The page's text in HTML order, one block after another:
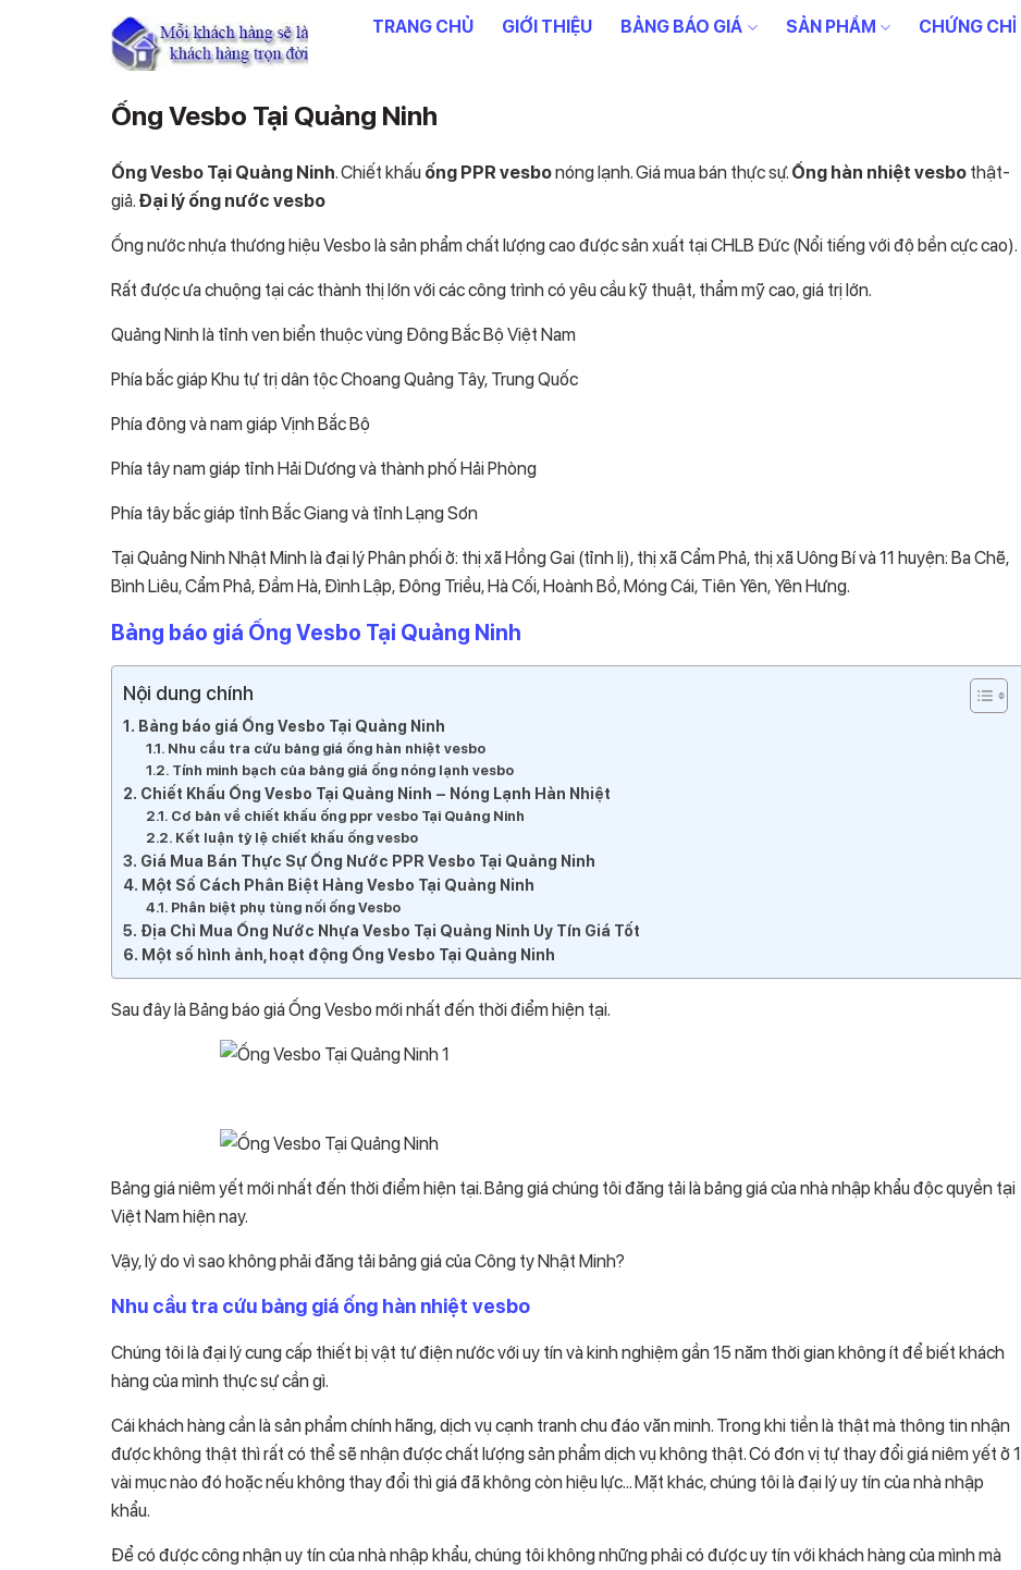
TRANG CHỦ GIỚI THIỆU BẢNG BÁO GIÁ SẢN PHẨM CHỨNG CHỈ
Ống Vesbo Tại Quảng Ninh
Ống Vesbo Tại Quảng Ninh. Chiết khấu ống PPR vesbonóng lạnh. Giá mua bán thực sự. Ống hàn nhiệt vesbo thật-
giả. Đại lý ống nước vesbo
Ống nước nhựa thương hiệu Vesbo là sản phẩm chất lượng cao được sản xuất tại CHLB Đức (Nổi tiếng với độ bền cực cao).
Rất được ưa chuộng tại các thành thị lớn với các công trình có yêu cầu kỹ thuật, thẩm mỹ cao, giá trị lớn.
Quảng Ninh là tỉnh ven biển thuộc vùng Đông Bắc Bộ Việt Nam
Phía bắc giáp Khu tự trị dân tộc Choang Quảng Tây, Trung Quốc
Phía đông và nam giáp Vịnh Bắc Bộ
Phía tây nam giáp tỉnh Hải Dương và thành phố Hải Phòng
Phía tây bắc giáp tỉnh Bắc Giang và tỉnh Lạng Sơn
Tại Quảng Ninh Nhật Minh là đại lý Phân phối ở: thị xã Hồng Gai (tỉnh lị), thị xã Cẩm Phả, thị xã Uông Bí và 11 huyện: Ba Chẽ,
Bình Liêu, Cẩm Phả, Đầm Hà, Đình Lập, Đông Triều, Hà Cối, Hoành Bồ, Móng Cái, Tiên Yên, Yên Hưng.
Bảng báo giá Ống Vesbo Tại Quảng Ninh
Nội dung chính
Bảng báo giá Ống Vesbo Tại Quảng Ninh
Nhu cầu tra cứu bảng giá ống hàn nhiệt vesbo
Tính minh bạch của bảng giá ống nóng lạnh vesbo
Chiết Khấu Ống Vesbo Tại Quảng Ninh – Nóng Lạnh Hàn Nhiệt
Cơ bản về chiết khấu ống ppr vesbo Tại Quảng Ninh
Kết luận tỷ lệ chiết khấu ống vesbo
Giá Mua Bán Thực Sự Ống Nước PPR Vesbo Tại Quảng Ninh
Một Số Cách Phân Biệt Hàng Vesbo Tại Quảng Ninh
Phân biệt phụ tùng nối ống Vesbo
Địa Chỉ Mua Ống Nước Nhựa Vesbo Tại Quảng Ninh Uy Tín Giá Tốt
Một số hình ảnh, hoạt động Ống Vesbo Tại Quảng Ninh
Sau đây là Bảng báo giá Ống Vesbo mới nhất đến thời điểm hiện tại.
Bảng giá niêm yết mới nhất đến thời điểm hiện tại. Bảng giá chúng tôi đăng tải là bảng giá của nhà nhập khẩu độc quyền tại
Việt Nam hiện nay.
Vậy, lý do vì sao không phải đăng tải bảng giá của Công ty Nhật Minh?
Nhu cầu tra cứu bảng giá ống hàn nhiệt vesbo
Chúng tôi là đại lý cung cấp thiết bị vật tư điện nước với uy tín và kinh nghiệm gần 15 năm thời gian không ít để biết khách
hàng của mình thực sự cần gì.
Cái khách hàng cần là sản phẩm chính hãng, dịch vụ cạnh tranh chu đáo văn minh. Trong khi tiền là thật mà thông tin nhận
được không thật thì rất có thể sẽ nhận được chất lượng sản phẩm dịch vụ không thật. Có đơn vị tự thay đổi giá niêm yết ở 1
vài mục nào đó hoặc nếu không thay đổi thì giá đã không còn hiệu lực… Mặt khác, chúng tôi là đại lý uy tín của nhà nhập
khẩu.
Để có được công nhận uy tín của nhà nhập khẩu, chúng tôi không những phải có được uy tín với khách hàng của mình mà